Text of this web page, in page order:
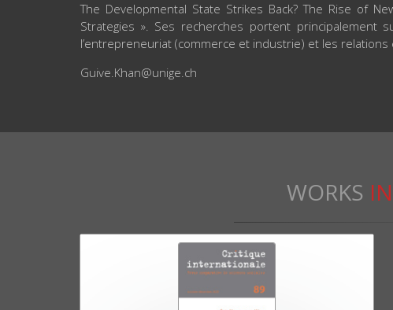
The Developmental State Strikes Back? The Rise of
Strategies ». Ses recherches portent principalement
l’entrepreneuriat (commerce et industrie) et les
Guive.Khan@unige.ch
WORKS